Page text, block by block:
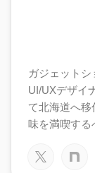
ガジェットシ
UI/UXデザイ
て北海道へ
味を満喫する